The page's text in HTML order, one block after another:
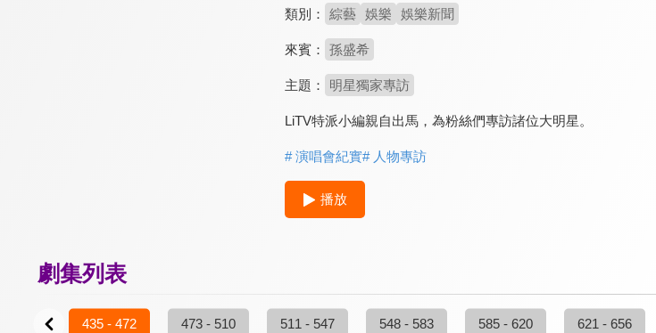
類別： 綜藝 娛樂 娛樂新聞
來賓： 孫盛希
主題： 明星獨家專訪
LiTV特派小編親自出馬，為粉絲們專訪諸位大明星。
# 演唱會紀實# 人物專訪
播放
劇集列表
435 - 472 473 - 510 511 - 547 548 - 583 585 - 620 621 - 656